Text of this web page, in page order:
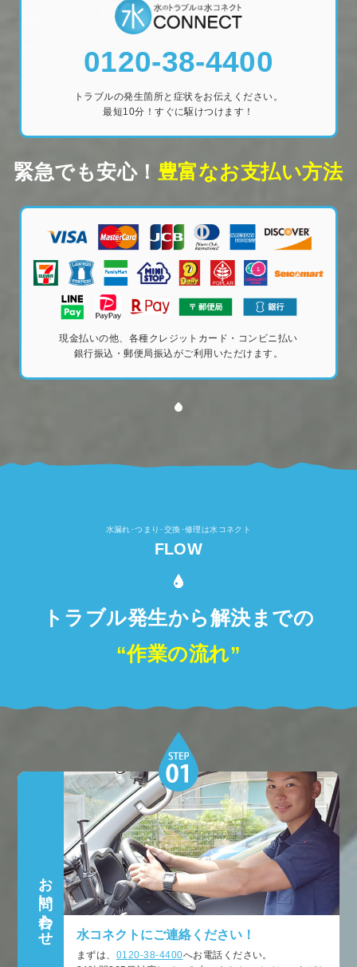
0120-38-4400
トラブルの発生箇所と症状をお伝えください。
最短10分！すぐに駆けつけます！
緊急でも安心！ 豊富なお支払い方法
現金払いの他、各種クレジットカード・コンビニ払い
銀行振込・郵便局振込がご利用いただけます。
水漏れ･つまり･交換･修理は水コネクト
FLOW
トラブル発生から解決までの
“作業の流れ”
お問い合わせ 水コネクトにご連絡ください！
まずは、 0120-38-4400へお電話ください。